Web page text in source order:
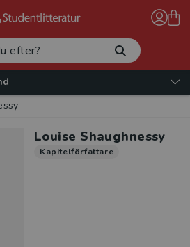
Louise Shaughnessy
Kapitelförfattare